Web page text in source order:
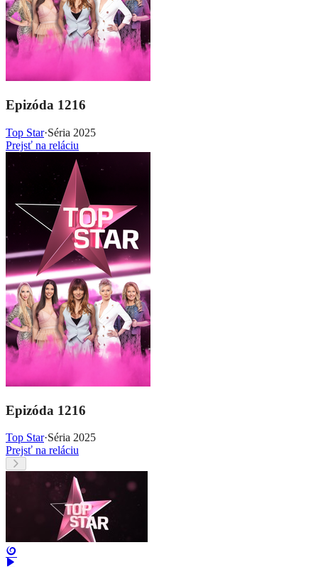
Epizóda 1216
Top Star·Séria 2025
Prejsť na reláciu
Epizóda 1216
Top Star·Séria 2025
Prejsť na reláciu